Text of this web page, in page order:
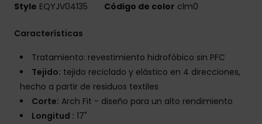
Style EQYJV04135 Código de color clm0
Características
Tratamiento: revestimiento hidrofóbico sin PFC
Tejido: tejido reciclado y elástico en 4 direcciones,
hecho a partir de residuos textiles
Corte: Arch Fit - diseño para un alto rendimiento
Longitud : 17"